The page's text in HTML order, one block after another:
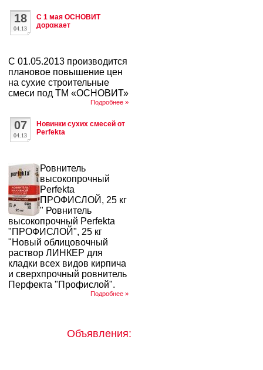
С 1 мая ОСНОВИТ
дорожает
18
04.13
С 01.05.2013 производится
плановое повышение цен
на сухие строительные
смеси под ТМ «ОСНОВИТ»
Подробнее »
Новинки сухих смесей от
Perfekta
07
04.13
Ровнитель
высокопрочный
Perfekta
ПРОФИСЛОЙ, 25 кг
" Ровнитель
высокопрочный Perfekta
"ПРОФИСЛОЙ", 25 кг
"Новый облицовочный
раствор ЛИНКЕР для
кладки всех видов кирпича
и сверхпрочный ровнитель
Перфекта "Профислой".
Подробнее »
Объявления: